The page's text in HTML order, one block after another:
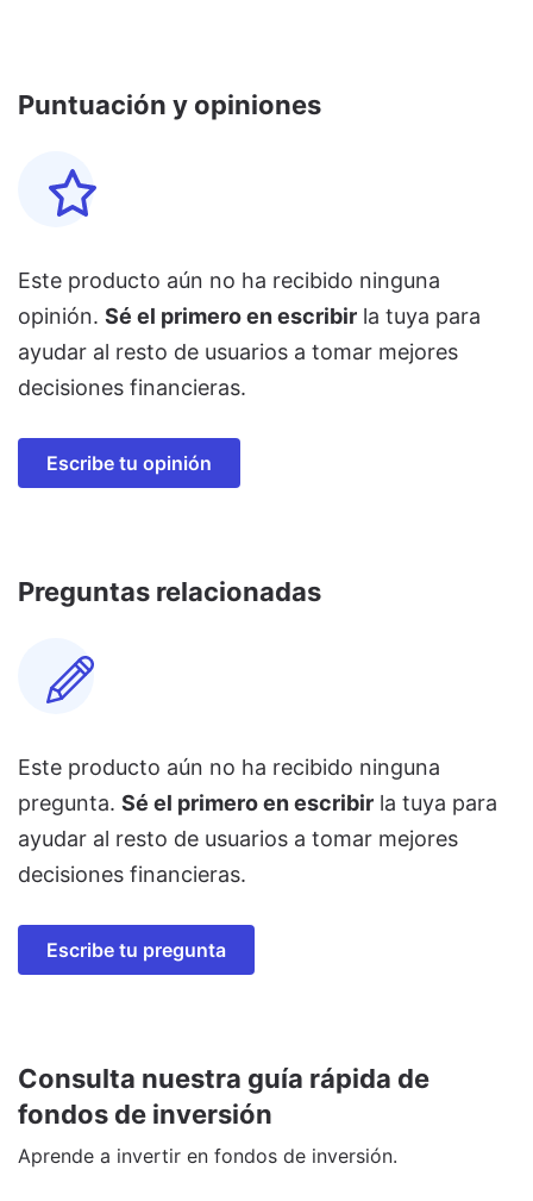
Puntuación y opiniones
Este producto aún no ha recibido ninguna
opinión. Sé el primero en escribir la tuya para
ayudar al resto de usuarios a tomar mejores
decisiones financieras.
Escribe tu opinión
Preguntas relacionadas
Este producto aún no ha recibido ninguna
pregunta. Sé el primero en escribir la tuya para
ayudar al resto de usuarios a tomar mejores
decisiones financieras.
Escribe tu pregunta
Consulta nuestra guía rápida de
fondos de inversión
Aprende a invertir en fondos de inversión.